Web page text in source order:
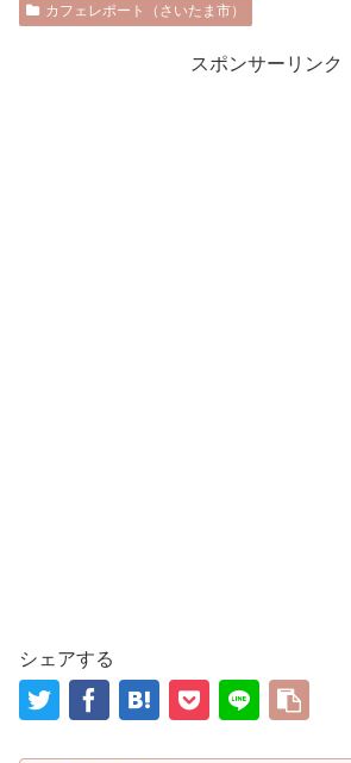
カフェレポート（さいたま市）
スポンサーリンク
シェアする